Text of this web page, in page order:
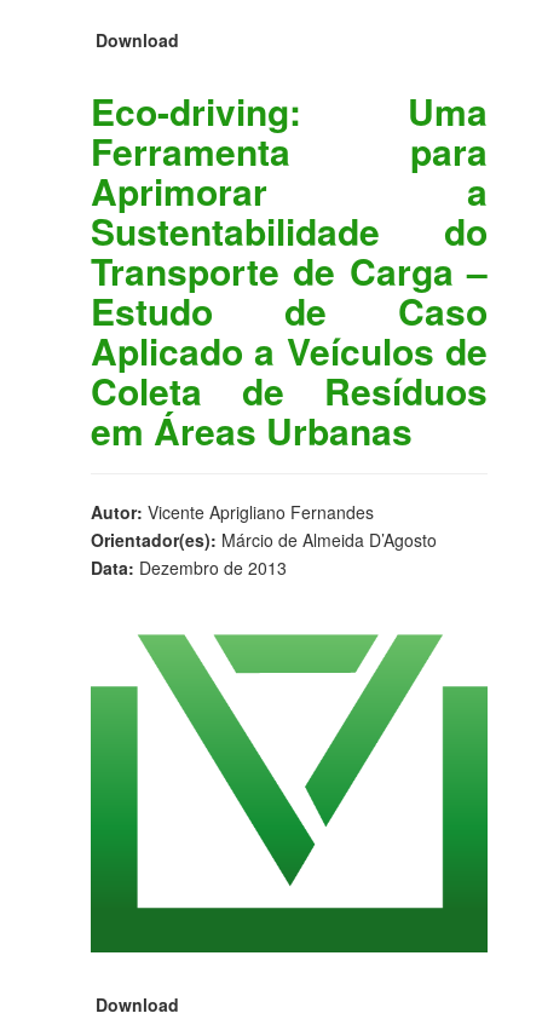
Download
Eco-driving: Uma
Ferramenta para
Aprimorar a
Sustentabilidade do
Transporte de Carga –
Estudo de Caso
Aplicado a Veículos de
Coleta de Resíduos
em Áreas Urbanas
Autor: Vicente Aprigliano Fernandes
Orientador(es): Márcio de Almeida D’Agosto
Data: Dezembro de 2013
Download